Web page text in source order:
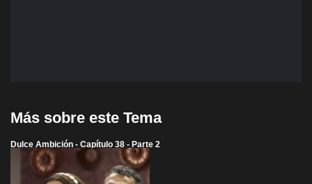
Más sobre este Tema
Dulce Ambición - Capítulo 38 - Parte 2